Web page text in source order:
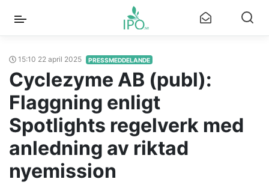
15:10 22 april 2025 PRESSMEDDELANDE
Cyclezyme AB (publ):
Flaggning enligt
Spotlights regelverk med
anledning av riktad
nyemission